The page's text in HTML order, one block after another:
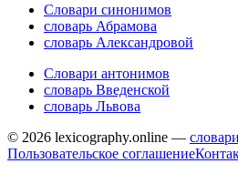
Словари синонимов
словарь Абрамова
словарь Александровой
Словари антонимов
словарь Введенской
словарь Львова
© 2026 lexicography.online —
Пользовательское соглашение